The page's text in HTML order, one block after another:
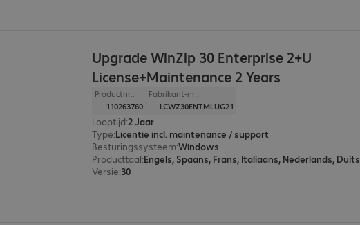
Upgrade WinZip 30 Enterprise 2+U
License+Maintenance 2 Years
Productnr.:
110263760
Fabrikant-nr.:
LCWZ30ENTMLUG21
Looptijd:2 Jaar
Type:Licentie incl. maintenance / support
Besturingssysteem:Windows
Producttaal:Engels, Spaans, Frans, Italiaans, Nederlands, Duits
Versie:30